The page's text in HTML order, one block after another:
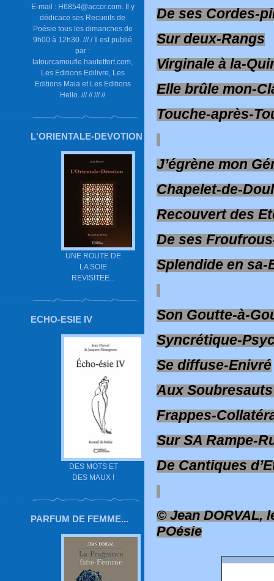
E-mail : H6854@accor.com. Il y
dédicace ses Recueils de
Poésie tous les dimanches de
9h00 à 12h30. /// / Il est publié
par :
latourcamoufle.hautetfort.com,
Les Editions Edilivre, Les
Editions Maia et Les Editions
Hello. /// // /// //
L'ORIENTALE-DEVOTION
UNE ROUTE DE
LA SOIE
REVISITEE...
ECHO-ESIE IV
DES MOTS ET
DES MAUX !
PARFUM DE FEMME...
De ses Cordes-
Sur deux-Rangs
Virginale à la-
Elle brûle mon-
Touche-après-
J’égrène mon
Chapelet-de-
Recouvert des
De ses
Splendide en sa-
Son Goutte-à-
Syncrétique-
Se diffuse-Enivré
Aux
Frappes-
Sur SA Rampe-
De Cantiques
© Jean DORVAL,
POésie